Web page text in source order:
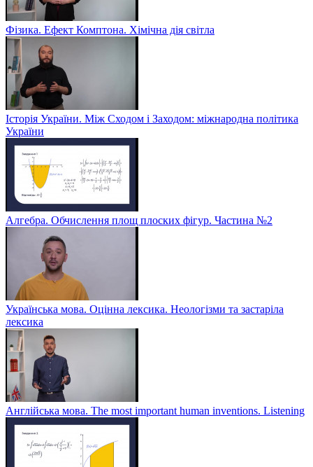
Фізика. Ефект Комптона. Хімічна дія світла
Історія України. Між Сходом і Заходом: міжнародна політика
України
Алгебра. Обчислення площ плоских фігур. Частина №2
Українська мова. Оцінна лексика. Неологізми та застаріла
лексика
Англійська мова. The most important human inventions. Listening